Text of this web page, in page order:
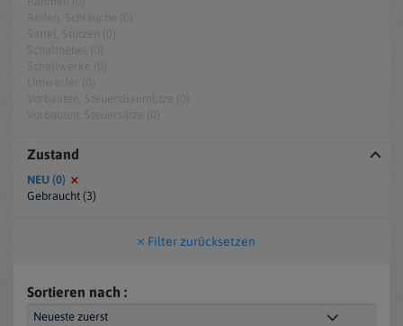
Zustand
NEU (0)
Gebraucht (3)
Filter zurücksetzen
Sortieren nach :